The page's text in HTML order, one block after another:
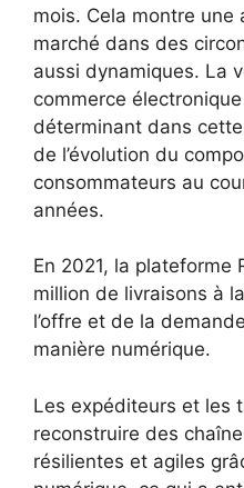
mois. Cela montre
marché dans des
aussi dynamiques. La
commerce
déterminant dans
de l’évolution du
consommateurs au
années.
En 2021, la plateforme
million de livraisons à
l’offre et de la
manière numérique.
Les expéditeurs et les
reconstruire des
résilientes et agiles